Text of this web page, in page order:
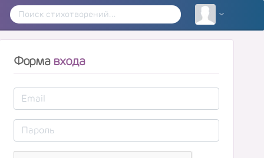
Форма входа